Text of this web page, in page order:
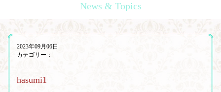
News & Topics
2023年09月06日
カテゴリー：
hasumi1